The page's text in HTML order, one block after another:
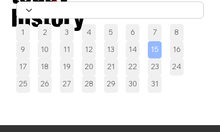
1 2 3 4 5 6 7
8
9
10 11 12 13 14 15
16
17
18 19 20 21 22 23
24
25
26 27 28 29 30 31